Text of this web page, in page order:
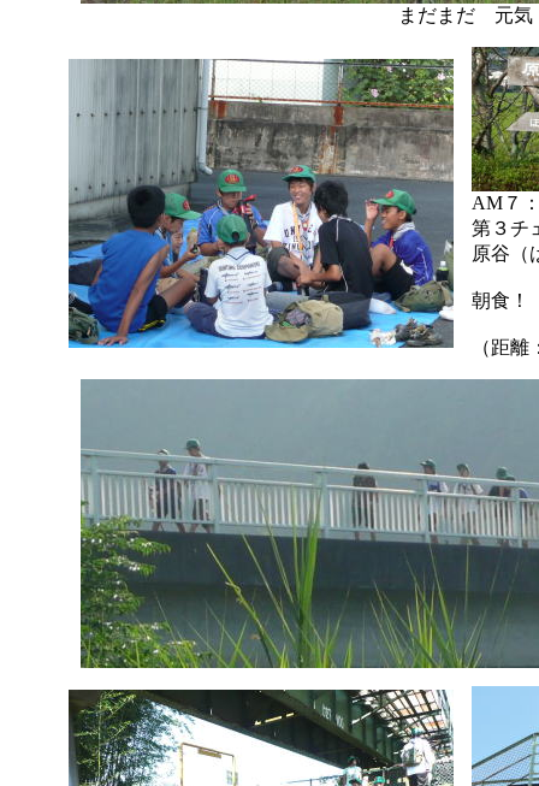
まだまだ 元気
AM７
第３チ
原谷（
朝食！
（距